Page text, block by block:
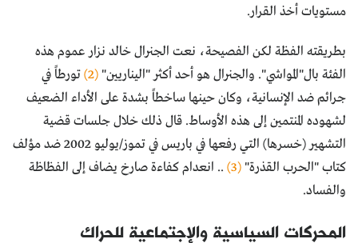
مستويات أخذ القرار.
بطريقته الفظة لكن الفصيحة، نعت الجنرال خالد نزار عموم هذه
الفئة بال"المواشي". والجنرال هو أحد أكثر "اليناريين" (2)
تورطاً في
جرائم ضد الإنسانية، وكان حينها ساخطاً بشدة على الأداء الضعيف
لشهوده المنتمين إلى هذه الأوساط. قال ذلك خلال جلسات قضية
التشهير (خسرها) التي رفعها في باريس في تموز/يوليو 2002 ضد مؤلف
كتاب "الحرب القذرة" (3)
.. انعدام كفاءة صارخ يضاف إلى الفظاظة
والفساد.
المحركات السياسية والإجتماعية للحراك